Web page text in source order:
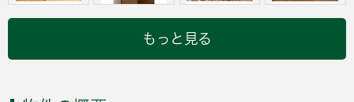
もっと見る